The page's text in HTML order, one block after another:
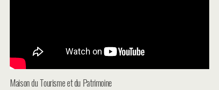
Maison du Tourisme et du Patrimoine